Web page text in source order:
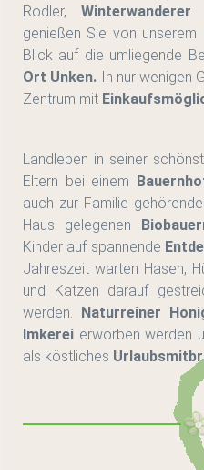
Rodler,Winterwanderer
genießen Sie von unserem
Blick auf die umliegende
Ort Unken. In nur wenigen
Zentrum mit
Landleben in seiner
Eltern bei einem
auch zur Familie
Haus gelegenen
Kinder auf spannende
Jahreszeit warten Hasen,
und Katzen darauf
werden.
Naturreiner
Imkerei erworben werden
als köstliches